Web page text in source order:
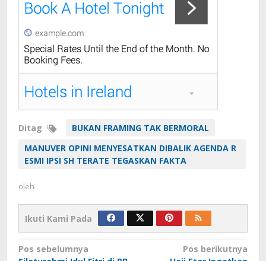
Ditag
BUKAN FRAMING TAK BERMORAL
MANUVER OPINI MENYESATKAN DIBALIK AGENDA R
ESMI IPSI SH TERATE TEGASKAN FAKTA
oleh
Ikuti Kami Pada
Navigasi
Pos sebelumnya
Pos berikutnya